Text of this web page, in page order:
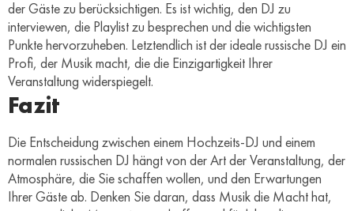
der Gäste zu berücksichtigen. Es ist wichtig, den DJ zu
interviewen, die Playlist zu besprechen und die wichtigsten
Punkte hervorzuheben. Letztendlich ist der ideale russische DJ ein
Profi, der Musik macht, die die Einzigartigkeit Ihrer
Veranstaltung widerspiegelt.
Fazit
Die Entscheidung zwischen einem Hochzeits-DJ und einem
normalen russischen DJ hängt von der Art der Veranstaltung, der
Atmosphäre, die Sie schaffen wollen, und den Erwartungen
Ihrer Gäste ab. Denken Sie daran, dass Musik die Macht hat,